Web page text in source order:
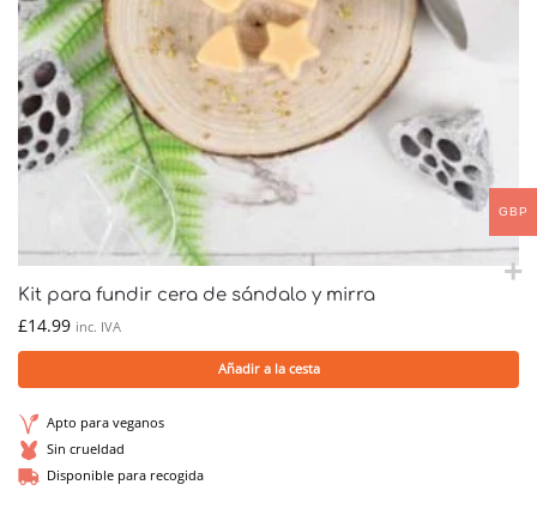
Kit para fundir cera de sándalo y mirra
£14.99 inc. IVA
Añadir a la cesta
Apto para veganos
Sin crueldad
Disponible para recogida
GBP